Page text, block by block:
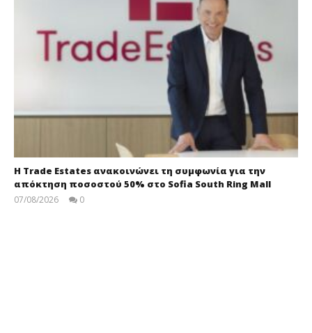
Η Trade Estates ανακοινώνει τη συμφωνία για την
απόκτηση ποσοστού 50% στο Sofia South Ring Mall
07/08/2026 0